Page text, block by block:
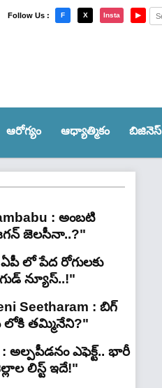
Follow Us : F X Insta ▶
ఆరోగ్యం ఆధ్యాత్మికం బిజినెస్
: అంబటి
జెలసీనా..?"
లో పేద రోగులకు
న్యూస్..!"
Seetharam : బిగ్
లోకి తమ్మినేని?"
అల్పపీడనం ఎఫెక్ట్.. భారీ
లిస్ట్ ఇదే!"